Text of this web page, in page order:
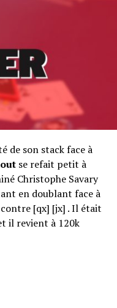
de son stack face à
se refait petit à
Christophe Savary
en doublant face à
contre [qx] [jx] . Il était
il revient à 120k